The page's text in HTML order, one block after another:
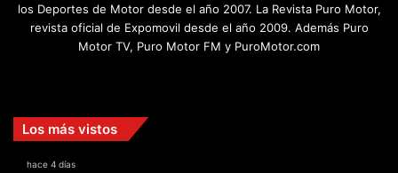
los Deportes de Motor desde el año 2007. La Revista Puro Motor,
revista oficial de Expomovil desde el año 2009. Además Puro
Motor TV, Puro Motor FM y PuroMotor.com
Los más vistos
hace 4 días